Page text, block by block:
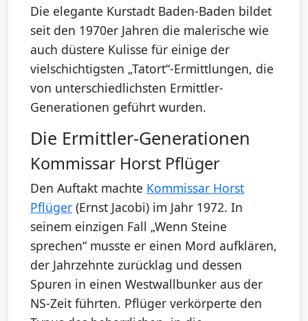
Die elegante Kurstadt Baden-Baden bildet
seit den 1970er Jahren die malerische wie
auch düstere Kulisse für einige der
vielschichtigsten „Tatort“-Ermittlungen, die
von unterschiedlichsten Ermittler-
Generationen geführt wurden.
Die Ermittler-Generationen
Kommissar Horst Pflüger
Den Auftakt machte Kommissar Horst
Pflüger (Ernst Jacobi) im Jahr 1972. In
seinem einzigen Fall „Wenn Steine
sprechen“ musste er einen Mord aufklären,
der Jahrzehnte zurücklag und dessen
Spuren in einen Westwallbunker aus der
NS-Zeit führten. Pflüger verkörperte den